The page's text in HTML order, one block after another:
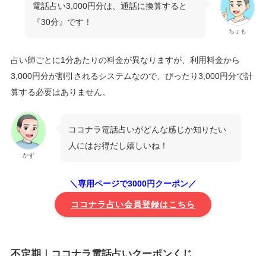
ちょも
電話占い3,000円分は、通話に換算すると
『30分』です！
占い師ごとに1分あたりの料金が異なりますが、利用料金から
3,000円分が割引されるシステムなので、ぴったり3,000円分で計
算する必要はありません。
かず
ココナラ電話占いがどんな感じか知りたい
人にはお得だし嬉しいね！
＼専用ページで3000円クーポン／
ココナラ占い会員登録はこちら